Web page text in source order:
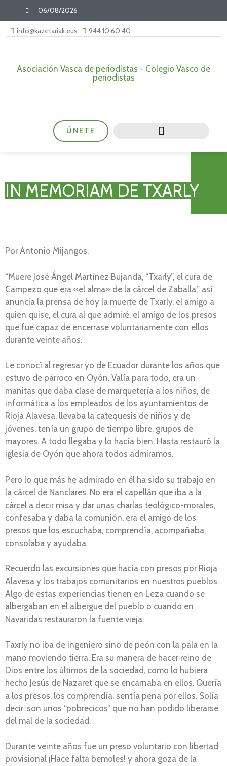
06/08/2026
info@kazetariak.eus 944 10 60 40
Asociación Vasca de periodistas - Colegio Vasco de
periodistas
ÚNETE
IN MEMORIAM DE TXARLY
Por Antonio Mijangos.
“Muere José Ángel Martínez Bujanda, “Txarly”, el cura de
Campezo que era «el alma» de la cárcel de Zaballa,” así
anuncia la prensa de hoy la muerte de Txarly, el amigo a
quien quise, el cura al que admiré, el amigo de los presos
que fue capaz de encerrase voluntariamente con ellos
durante veinte años.
Le conocí al regresar yo de Ecuador durante los años que
estuvo de párroco en Oyón. Valía para todo, era un
manitas que daba clase de marquetería a los niños, de
informática a los empleados de los ayuntamientos de
Rioja Alavesa, llevaba la catequesis de niños y de
jóvenes, tenía un grupo de tiempo libre, grupos de
mayores. A todo llegaba y lo hacía bien. Hasta restauró la
iglesia de Oyón que ahora todos admiramos.
Pero lo que más he admirado en él ha sido su trabajo en
la cárcel de Nanclares. No era el capellán que iba a la
cárcel a decir misa y dar unas charlas teológico-morales,
confesaba y daba la comunión, era el amigo de los
presos que los escuchaba, comprendía, acompañaba,
consolaba y ayudaba.
Recuerdo las excursiones que hacía con presos por Rioja
Alavesa y los trabajos comunitarios en nuestros pueblos.
Algo de estas experiencias tienen en Leza cuando se
albergaban en el albergue del pueblo o cuando en
Navaridas restauraron la fuente vieja.
Taxrly no iba de ingeniero sino de peón con la pala en la
mano moviendo tierra. Era su manera de hacer reino de
Dios entre los últimos de la sociedad, como lo hubiera
hecho Jesús de Nazaret que se encarnaba en ellos. Quería
a los presos, los comprendía, sentía pena por ellos. Solía
decir: son unos “pobrecicos” que no han podido liberarse
del mal de la sociedad.
Durante veinte años fue un preso voluntario con libertad
provisional ¡Hace falta bemoles! y ahora goza de la